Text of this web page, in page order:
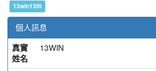
13win13fit
個人訊息
真實
姓名
13WIN